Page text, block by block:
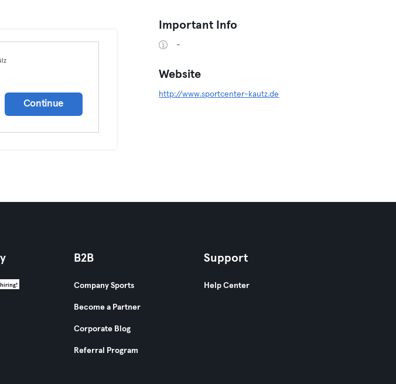
Continue
Important Info
-
Website
http://www.sportcenter-kautz.de
hiring!
B2B
Company Sports
Become a Partner
Corporate Blog
Referral Program
Support
Help Center